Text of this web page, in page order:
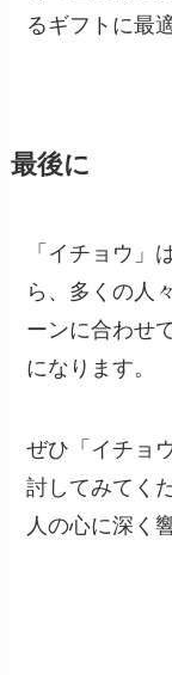
るギフトに最
最後に
「イチョウ」
ら、多くの人
ーンに合わせ
になります。
ぜひ「イチョ
討してみてく
人の心に深く